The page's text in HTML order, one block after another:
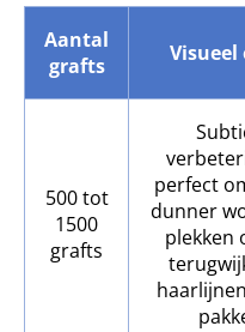
Aantal
grafts
Visueel
500 tot
1500
grafts
perfect
dunner
plekken